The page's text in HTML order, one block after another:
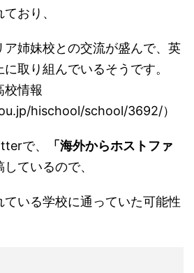
おり、
ア姉妹校との交流が盛んで、英
取り組んでいるそうです。
校情報
hischool/school/3692/）
で、
「海外からホストファ
しているので、
ている学校に通っていた可能性